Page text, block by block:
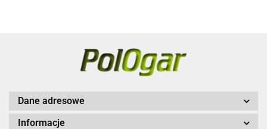
Dane adresowe
Informacje